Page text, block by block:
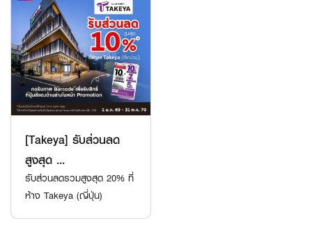
[Takeya] รับส่วนลด
สูงสุด ...
รับส่วนลดรวมสูงสุด 20% ที่
ห้าง Takeya (ญี่ปุ่น)